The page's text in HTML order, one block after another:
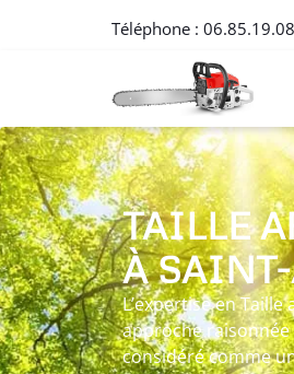
Téléphone :
TAILLE
À SAINT-
L’expertise en Taille
approche
considéré comme